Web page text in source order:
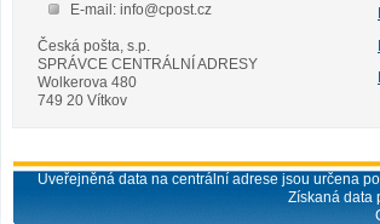
E-mail: info@cpost.cz
Česká pošta, s.p.
SPRÁVCE CENTRÁLNÍ ADRESY
Wolkerova 480
749 20 Vítkov
Uveřejněná data na centrální adrese jsou určena
Získaná data